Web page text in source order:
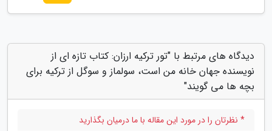
دیدگاه های مرتبط با "تور ترکیه ارزان: کتاب تازه ای از
نویسنده جهان خانه من است، سولماز و سوگل از ترکیه برای
بچه ها می گویند"
* نظرتان را در مورد این مقاله با ما درمیان بگذارید